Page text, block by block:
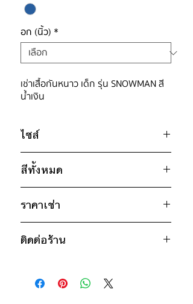
อก (นิ้ว) *
เช่าเสื้อกันหนาว เด็ก รุ่น SNOWMAN สี
น้ำเงิน
ไซส์
ไซส์ : 110
อก 28" / เอว 28" / สะโพก 28" /
ไหล่กว้าง 13" / วงแขน 14" / ยาว 17"
* สินค้าจริงอาจมีขนาดคาดเคลื่อน 2-3
สีทั้งหมด
น้ำเงิน
ราคาเช่า
คืน)
ติดต่อร้านเพื่อสอบถามราคา
ติดต่อร้าน
ดูแผนที่ร้าน